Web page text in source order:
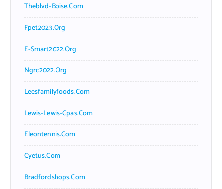
Theblvd-Boise.com
Fpet2023.org
E-Smart2022.org
Ngrc2022.org
Leesfamilyfoods.com
Lewis-Lewis-Cpas.com
Eleontennis.com
Cyetus.com
Bradfordshops.com